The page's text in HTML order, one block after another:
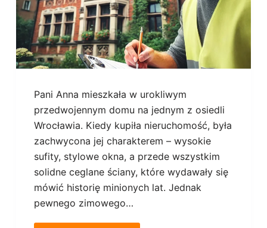
Pani Anna mieszkała w urokliwym
przedwojennym domu na jednym z osiedli
Wrocławia. Kiedy kupiła nieruchomość, była
zachwycona jej charakterem – wysokie
sufity, stylowe okna, a przede wszystkim
solidne ceglane ściany, które wydawały się
mówić historię minionych lat. Jednak
pewnego zimowego…